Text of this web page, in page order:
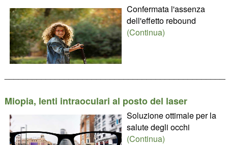
Confermata l'assenza
dell'effetto rebound
(Continua)
Miopia, lenti intraoculari al posto del laser
Soluzione ottimale per la
salute degli occhi
(Continua)